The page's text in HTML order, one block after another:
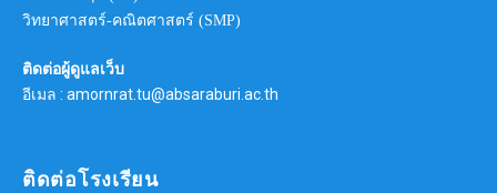
วิทยาศาสตร์-คณิตศาสตร์ (SMP)
ติดต่อผู้ดูแลเว็บ
อีเมล : amornrat.tu@absaraburi.ac.th
ติดต่อโรงเรียน